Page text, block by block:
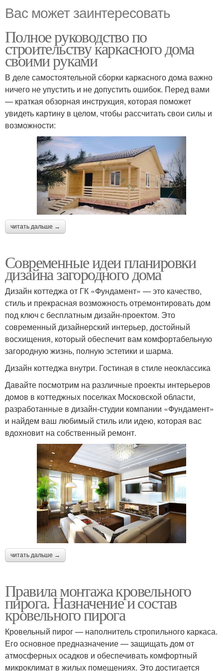
Вас может заинтересовать
Полное руководство по
строительству каркасного дома
своими руками
В деле самостоятельной сборки каркасного дома важно
ничего не упустить и не допустить ошибок. Перед вами
— краткая обзорная инструкция, которая поможет
увидеть картину в целом, чтобы рассчитать свои силы и
возможности:
читать дальше →
Современные идеи планировки
дизайна загородного дома
Дизайн коттеджа от ГК «Фундамент» — это качество,
стиль и прекрасная возможность отремонтировать дом
под ключ с бесплатным дизайн-проектом. Это
современный дизайнерский интерьер, достойный
восхищения, который обеспечит вам комфортабельную
загородную жизнь, полную эстетики и шарма.
Дизайн коттеджа внутри. Гостиная в стиле неоклассика
Давайте посмотрим на различные проекты интерьеров
домов в коттеджных поселках Московской области,
разработанные в дизайн-студии компании «Фундамент»
и найдем ваш любимый стиль или идею, которая вас
вдохновит на собственный ремонт.
читать дальше →
Правила монтажа кровельного
пирога. Назначение и состав
кровельного пирога
Кровельный пирог — наполнитель стропильного каркаса.
Его основное предназначение — защищать дом от
атмосферных осадков и обеспечивать комфортный
микроклимат в жилых помещениях. Это достигается